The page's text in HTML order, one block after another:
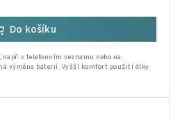
Do košíku
v telefonním seznamu nebo na
výměna baterií. Vyšší komfort použití díky